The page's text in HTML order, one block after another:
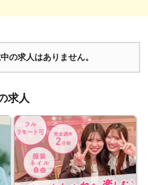
の求人はありません。
求人